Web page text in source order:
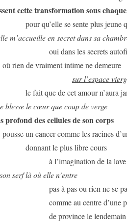
cette transformation sous
pour qu’elle se sente plus jeune
m’accueille en secret dans sa
oui dans les secrets
où rien de vraiment intime ne demeure
sur l’espace
le fait que de cet amour n’aura
blesse le cœur que coup de verge
profond des cellules de son corps
pousse un cancer comme les racines
donnant le plus libre cours
à l’imagination de la lave
serf là où elle n’entre
pas à pas ou rien ne se
comme au centre d’une
de province le